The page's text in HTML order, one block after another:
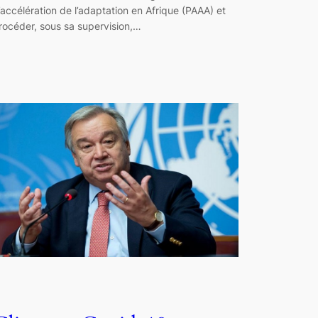
de l’adaptation en Afrique (PAAA) et
sous sa supervision,…